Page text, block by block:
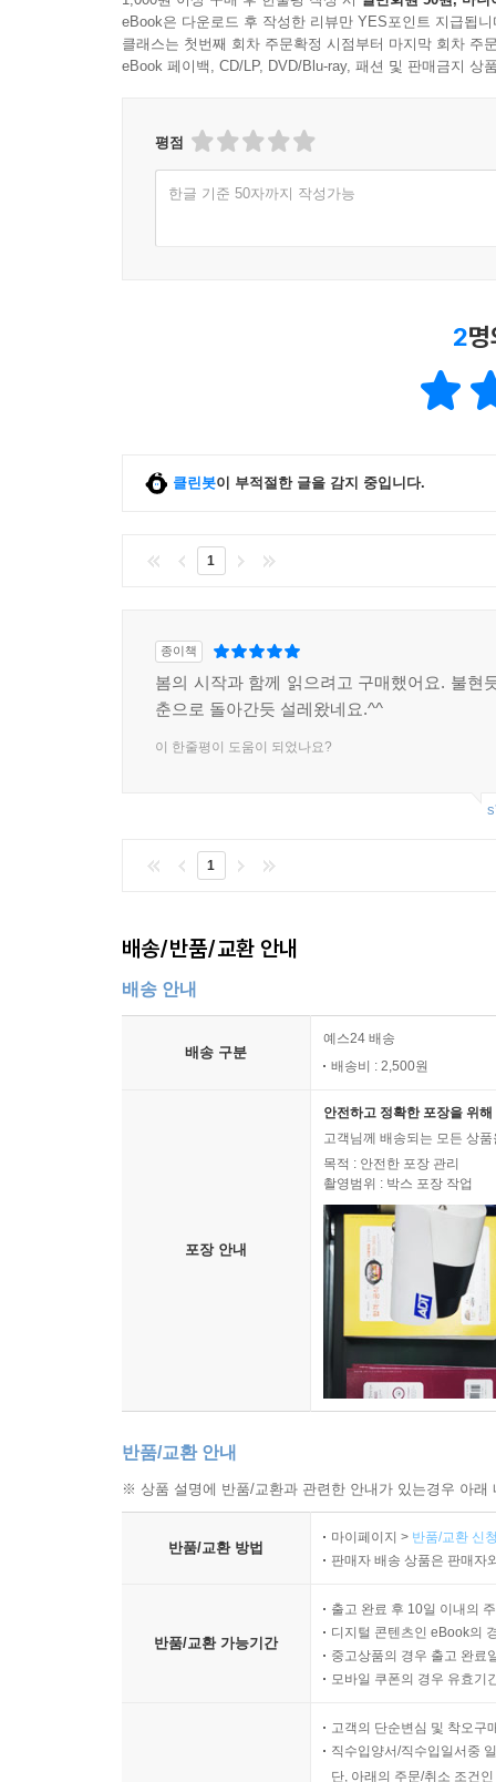
eBook은 다운로드 후 작성한 리뷰만 YES포인트 지급됩니
클래스는 첫번째 회차 주문확정 시점부터 마지막 회차 주
eBook 페이백, CD/LP, DVD/Blu-ray, 패션 및 판매금지 상
평점
한글 기준 50자까지 작성가능
2
클린봇이 부적절한 글을 감지 중입니다.
1
종이책
봄의 시작과 함께 읽으려고 구매했어요. 불현
춘으로 돌아간듯 설레왔네요.^^
이 한줄평이 도움이 되었나요?
1
배송/반품/교환 안내
배송 안내
배송 구분
예스24 배송
배송비 : 2,500원
포장 안내
안전하고 정확한 포장을 위
고객님께 배송되는 모든 상
목적 : 안전한 포장 관리
촬영범위 : 박스 포장 작업
반품/교환 안내
※ 상품 설명에 반품/교환과 관련한 안내가 있는경우 아
반품/교환 방법
마이페이지 > 반품/교환 신
판매자 배송 상품은 판매자
반품/교환 가능기간
출고 완료 후 10일 이내의
디지털 콘텐츠인 eBook의
중고상품의 경우 출고 완료
모바일 쿠폰의 경우 유효기
고객의 단순변심 및 착오구
직수입양서/직수입일서중
단, 아래의 주문/취소 조건